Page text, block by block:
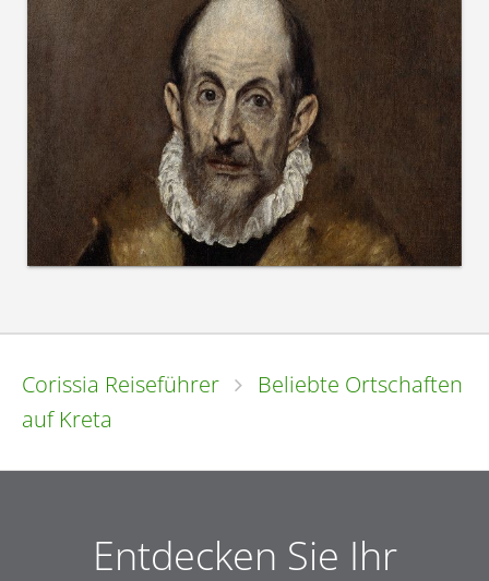
Corissia Reiseführer
Beliebte Ortschaften
auf Kreta
Entdecken Sie Ihr